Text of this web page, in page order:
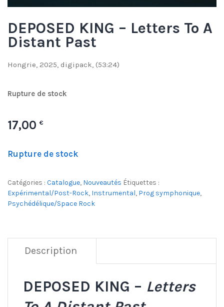
DEPOSED KING – Letters To A
Distant Past
Hongrie, 2025, digipack, (53:24)
Rupture de stock
17,00 €
Rupture de stock
Catégories : Catalogue, Nouveautés Étiquettes :
Expérimental/Post-Rock, Instrumental, Prog symphonique,
Psychédélique/Space Rock
Description
DEPOSED KING – Letters